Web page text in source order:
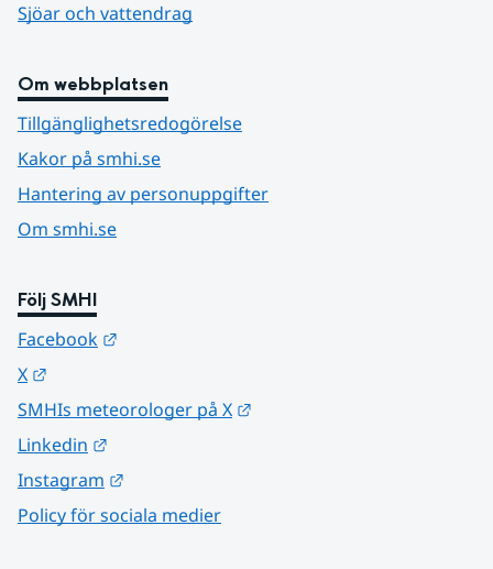
Sjöar och vattendrag
Om webbplatsen
Tillgänglighetsredogörelse
Kakor på smhi.se
Hantering av personuppgifter
Om smhi.se
Följ SMHI
Facebook
X
SMHIs meteorologer på X
Linkedin
Instagram
Policy för sociala medier